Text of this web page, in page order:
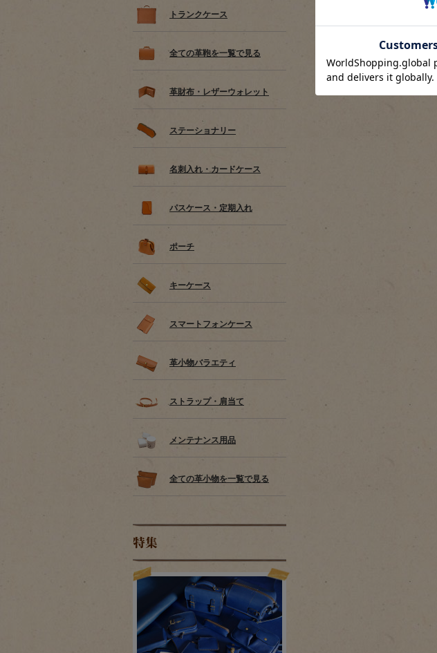
トランクケース
全ての革鞄を一覧で見る
革財布・レザーウォレット
ステーショナリー
名刺入れ・カードケース
パスケース・定期入れ
ポーチ
キーケース
スマートフォンケース
革小物バラエティ
ストラップ・肩当て
メンテナンス用品
全ての革小物を一覧で見る
特集